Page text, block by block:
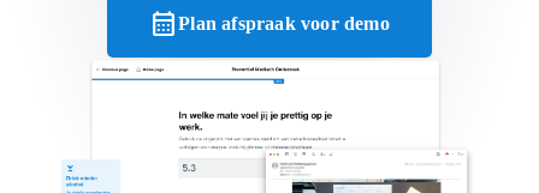
calendar_monthPlan afspraak voor demo